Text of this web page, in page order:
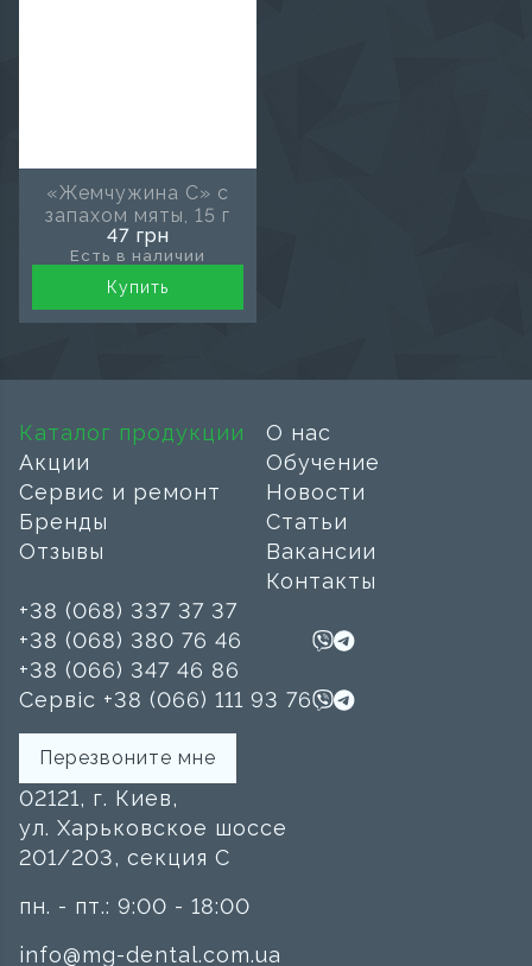
«Жемчужина С» с
запахом мяты, 15 г
47 грн
Есть в наличии
Купить
Каталог продукции
Акции
Сервис и ремонт
Бренды
Отзывы
О нас
Обучение
Новости
Статьи
Вакансии
Контакты
+38 (068) 337 37 37
+38 (068) 380 76 46
+38 (066) 347 46 86
Сервіс +38 (066) 111 93 76
Перезвоните мне
02121, г. Киев,
ул. Харьковское шоссе
201/203, секция C
пн. - пт.: 9:00 - 18:00
info@mg-dental.com.ua